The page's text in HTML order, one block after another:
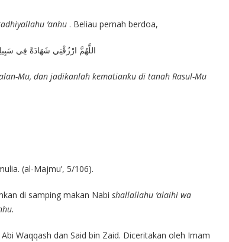
‘anhu . Beliau pernah berdoa,
اللَّهُمَّ ارْزُقْنِي شَهَادَةً فِي
Mu, dan jadikanlah kematianku di tanah Rasul-Mu
(al-Majmu’, 5/106).
di samping makan Nabi shallallahu ‘alaihi wa
Waqqash dan Said bin Zaid. Diceritakan oleh Imam